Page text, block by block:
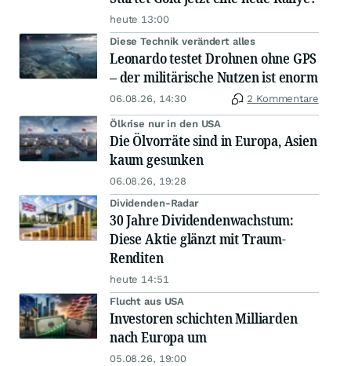
heute 13:00
Diese Technik verändert alles
Leonardo testet Drohnen ohne GPS
– der militärische Nutzen ist enorm
06.08.26, 14:30 2 Kommentare
Ölkrise nur in den USA
Die Ölvorräte sind in Europa, Asien
kaum gesunken
06.08.26, 19:28
Dividenden-Radar
30 Jahre Dividendenwachstum:
Diese Aktie glänzt mit Traum-
Renditen
heute 14:51
Flucht aus USA
Investoren schichten Milliarden
nach Europa um
05.08.26, 19:00